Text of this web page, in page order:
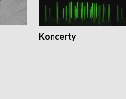
Koncerty